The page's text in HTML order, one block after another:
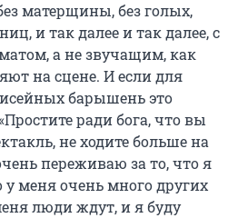
матерщины, без голых,
и так далее и так далее, с
а не звучащим, как
на сцене. И если для
барышень это
ради бога, что вы
не ходите больше на
переживаю за то, что я
у меня очень много других
люди ждут, и я буду